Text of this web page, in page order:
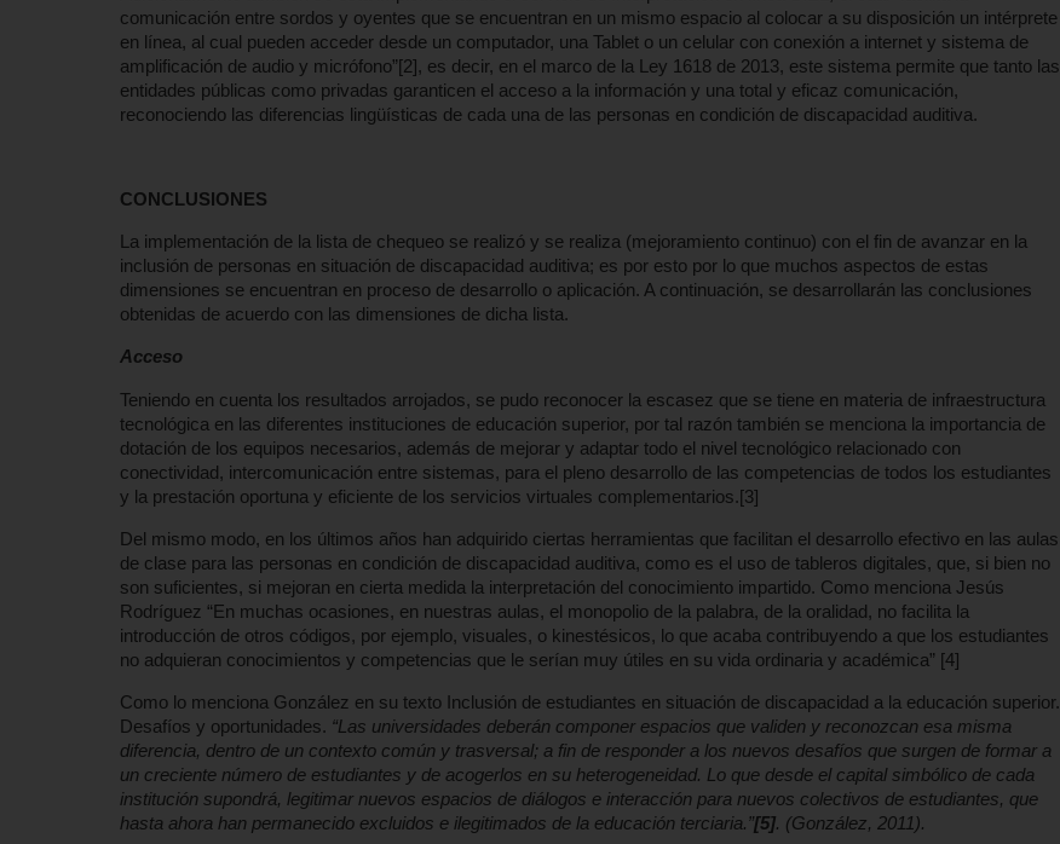
comunicación entre sordos y oyentes que se encuentran en un mismo espacio al colocar a su disposición un intérprete
en línea, al cual pueden acceder desde un computador, una Tablet o un celular con conexión a internet y sistema de
amplificación de audio y micrófono”[2], es decir, en el marco de la Ley 1618 de 2013, este sistema permite que tanto las
entidades públicas como privadas garanticen el acceso a la información y una total y eficaz comunicación,
reconociendo las diferencias lingüísticas de cada una de las personas en condición de discapacidad auditiva.
CONCLUSIONES
La implementación de la lista de chequeo se realizó y se realiza (mejoramiento continuo) con el fin de avanzar en la
inclusión de personas en situación de discapacidad auditiva; es por esto por lo que muchos aspectos de estas
dimensiones se encuentran en proceso de desarrollo o aplicación. A continuación, se desarrollarán las conclusiones
obtenidas de acuerdo con las dimensiones de dicha lista.
Acceso
Teniendo en cuenta los resultados arrojados, se pudo reconocer la escasez que se tiene en materia de infraestructura
tecnológica en las diferentes instituciones de educación superior, por tal razón también se menciona la importancia de
dotación de los equipos necesarios, además de mejorar y adaptar todo el nivel tecnológico relacionado con
conectividad, intercomunicación entre sistemas, para el pleno desarrollo de las competencias de todos los estudiantes
y la prestación oportuna y eficiente de los servicios virtuales complementarios.[3]
Del mismo modo, en los últimos años han adquirido ciertas herramientas que facilitan el desarrollo efectivo en las aulas
de clase para las personas en condición de discapacidad auditiva, como es el uso de tableros digitales, que, si bien no
son suficientes, si mejoran en cierta medida la interpretación del conocimiento impartido. Como menciona Jesús
Rodríguez “En muchas ocasiones, en nuestras aulas, el monopolio de la palabra, de la oralidad, no facilita la
introducción de otros códigos, por ejemplo, visuales, o kinestésicos, lo que acaba contribuyendo a que los estudiantes
no adquieran conocimientos y competencias que le serían muy útiles en su vida ordinaria y académica” [4]
Como lo menciona González en su texto Inclusión de estudiantes en situación de discapacidad a la educación superior.
Desafíos y oportunidades. “Las universidades deberán componer espacios que validen y reconozcan esa misma
diferencia, dentro de un contexto común y trasversal; a fin de responder a los nuevos desafíos que surgen de formar a
un creciente número de estudiantes y de acogerlos en su heterogeneidad. Lo que desde el capital simbólico de cada
institución supondrá, legitimar nuevos espacios de diálogos e interacción para nuevos colectivos de estudiantes, que
hasta ahora han permanecido excluidos e ilegitimados de la educación terciaria.”[5]. (González, 2011).